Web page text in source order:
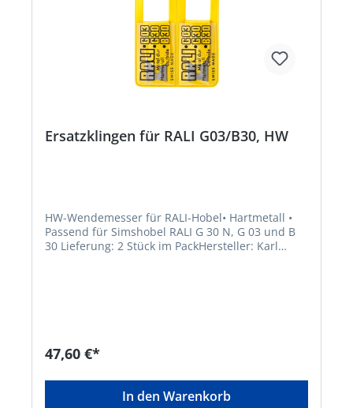
Ersatzklingen für RALI G03/B30, HW
HW-Wendemesser für RALI-Hobel• Hartmetall •
Passend für Simshobel RALI G 30 N, G 03 und B
30 Lieferung: 2 Stück im PackHersteller: Karl
47,60 €*
In den Warenkorb